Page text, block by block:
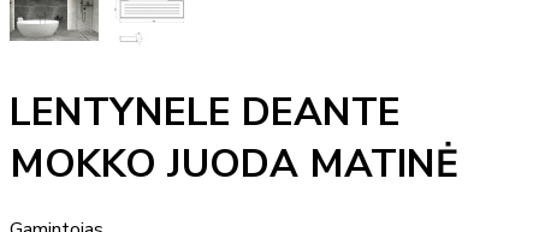
LENTYNELE DEANTE
MOKKO JUODA MATINĖ